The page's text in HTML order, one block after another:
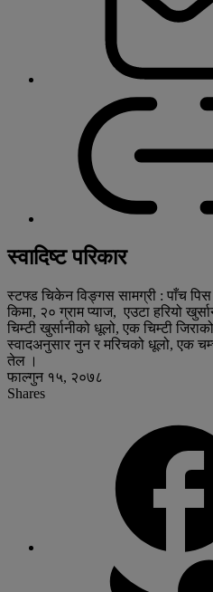
स्वादिष्ट परिकार
स्टफ्ड चिकेन विङ्गस सामग्री : पाँच
किमा, २० ग्राम प्याज, एउटा हरियो
चिम्टी खुर्सानीको धूलो, एक चिम्टी
स्वादअनुसार नुन र मरिचको धूलो, एक
तेल ।
फाल्गुन १५, २०७८
Shares